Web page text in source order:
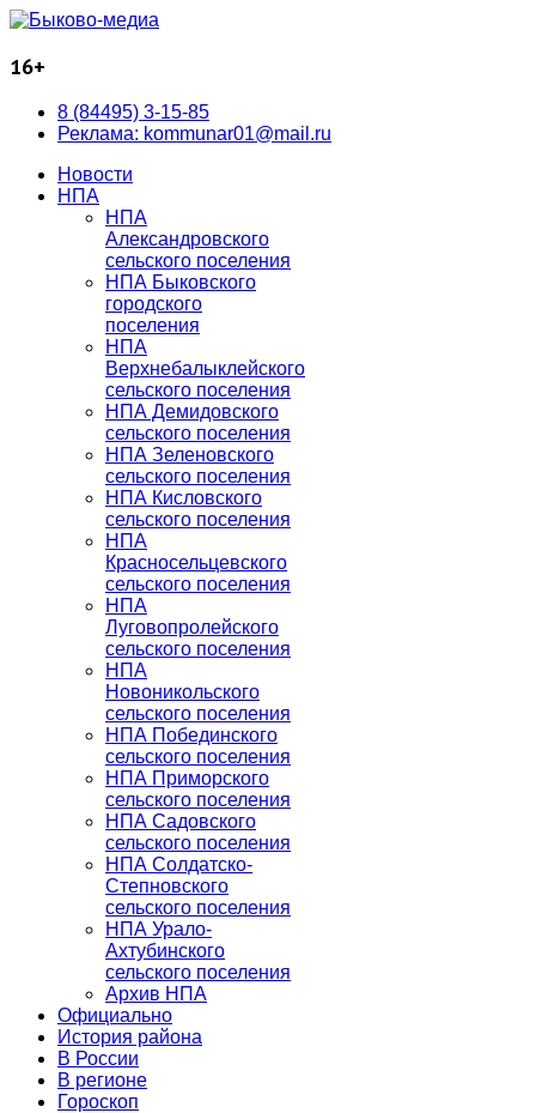
16+
8 (84495) 3-15-85
Реклама: kommunar01@mail.ru
Новости
НПА
НПА
Александровского
сельского поселения
НПА Быковского
городского
поселения
НПА
Верхнебалыклейского
сельского поселения
НПА Демидовского
сельского поселения
НПА Зеленовского
сельского поселения
НПА Кисловского
сельского поселения
НПА
Красносельцевского
сельского поселения
НПА
Луговопролейского
сельского поселения
НПА
Новоникольского
сельского поселения
НПА Побединского
сельского поселения
НПА Приморского
сельского поселения
НПА Садовского
сельского поселения
НПА Солдатско-
Степновского
сельского поселения
НПА Урало-
Ахтубинского
сельского поселения
Архив НПА
Официально
История района
В России
В регионе
Гороскоп